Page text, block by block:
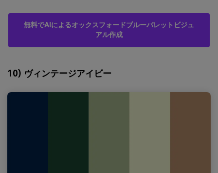
無料でAIによるオックスフォードブルーパレットビジュ
アル作成
10) ヴィンテージアイビー